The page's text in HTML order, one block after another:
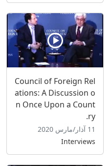
Council of Foreign Rel
ations: A Discussion o
n Once Upon a Count
ry.
11 آذار/مارس 2020
Interviews